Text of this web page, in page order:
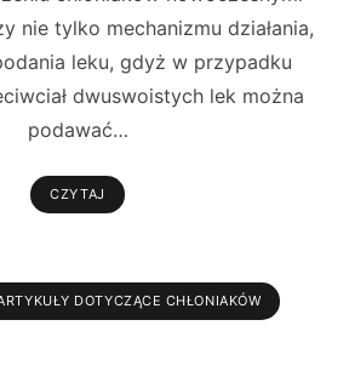
nie tylko mechanizmu działania,
leku, gdyż w przypadku
dwuswoistych lek można
podawać…
CZYTAJ
DOTYCZĄCE CHŁONIAKÓW